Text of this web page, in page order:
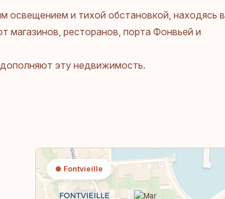
освещением и тихой обстановкой, находясь в
магазинов, ресторанов, порта Фонвьей и
эту недвижимость.
● Fontvieille